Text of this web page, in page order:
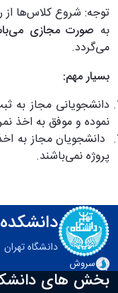
توجه: شروع کلاس‌ها از
به صورت مجازی
می‌گردد.
بسیار مهم:
دانشجویانی مجاز به
نموده و موفق به اخذ
دانشجویان مجاز به
پروژه نمی‌باشند.
دانشگاه تهران
سروش
بخش های